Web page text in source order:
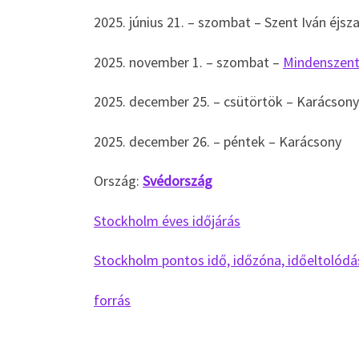
2025. június 21. – szombat – Szent Iván
2025. november 1. – szombat –
2025. december 25. – csütörtök – Karácsony
2025. december 26. – péntek – Karácsony
Ország: Svédország
Stockholm éves időjárás
Stockholm pontos idő, időzóna,
forrás